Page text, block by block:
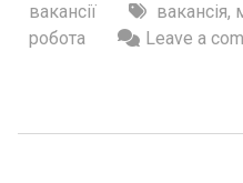
вакансії
вакансія,
робота
Leave a